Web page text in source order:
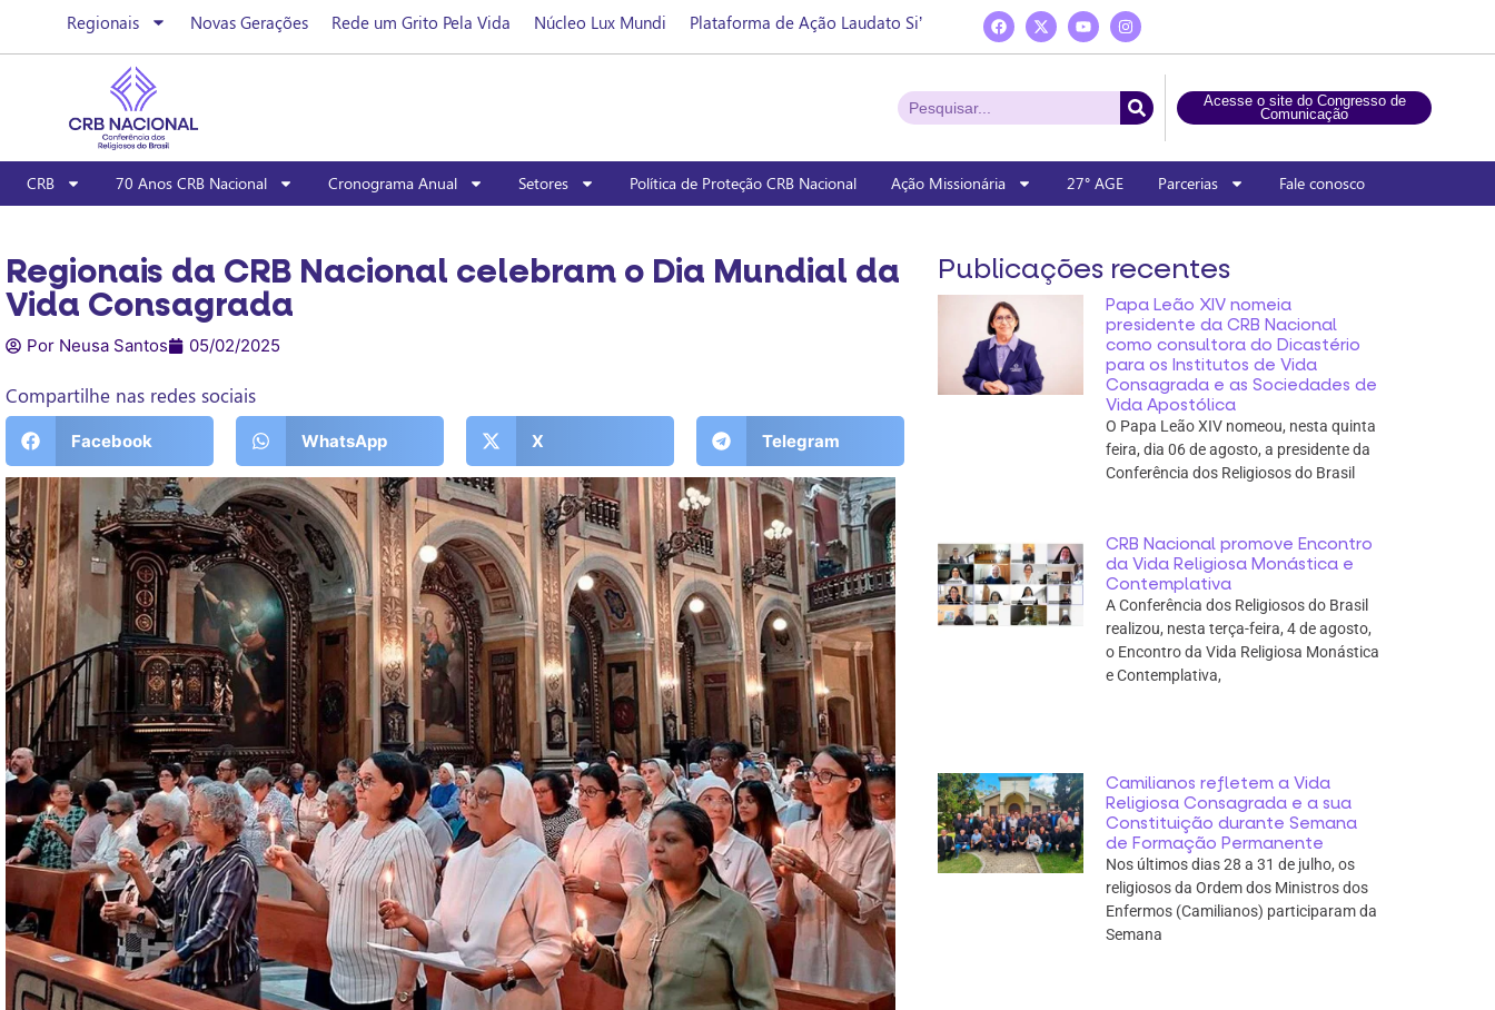
Regionais Novas Gerações Rede um Grito Pela Vida Núcleo Lux Mundi Plataforma de Ação Laudato Si’
Acesse o site do Congresso de
Comunicação
CRB 70 Anos CRB Nacional Cronograma Anual Setores Política de Proteção CRB Nacional Ação Missionária 27° AGE Parcerias Fale conosco
Regionais da CRB Nacional celebram o Dia Mundial da
Vida Consagrada
Por Neusa Santos 05/02/2025
Compartilhe nas redes sociais
Facebook WhatsApp X Telegram
Publicações recentes
Papa Leão XIV nomeia
presidente da CRB Nacional
como consultora do Dicastério
para os Institutos de Vida
Consagrada e as Sociedades de
Vida Apostólica
O Papa Leão XIV nomeou, nesta quinta
feira, dia 06 de agosto, a presidente da
Conferência dos Religiosos do Brasil
CRB Nacional promove Encontro
da Vida Religiosa Monástica e
Contemplativa
A Conferência dos Religiosos do Brasil
realizou, nesta terça-feira, 4 de agosto,
o Encontro da Vida Religiosa Monástica
e Contemplativa,
Camilianos refletem a Vida
Religiosa Consagrada e a sua
Constituição durante Semana
de Formação Permanente
Nos últimos dias 28 a 31 de julho, os
religiosos da Ordem dos Ministros dos
Enfermos (Camilianos) participaram da
Semana